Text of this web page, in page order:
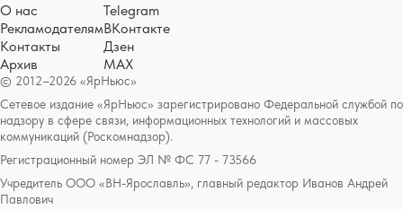
© 2012–2026 «ЯрНьюс»
Сетевое издание «ЯрНьюс» зарегистрировано Федеральной службой по
надзору в сфере связи, информационных технологий и массовых
коммуникаций (Роскомнадзор).
Регистрационный номер ЭЛ № ФС 77 - 73566
Учредитель ООО «ВН-Ярославль», главный редактор Иванов Андрей
Павлович
О нас
Рекламодателям
Контакты
Архив
Telegram
ВКонтакте
Дзен
MAX